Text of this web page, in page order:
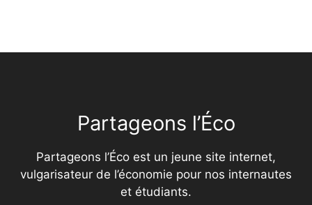
Partageons l’Éco
Partageons l’Éco est un jeune site internet,
vulgarisateur de l’économie pour nos internautes
et étudiants.